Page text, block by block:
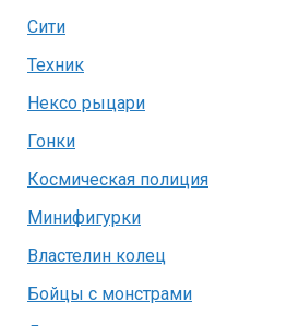
Сити
Техник
Нексо рыцари
Гонки
Космическая полиция
Минифигурки
Властелин колец
Бойцы с монстрами